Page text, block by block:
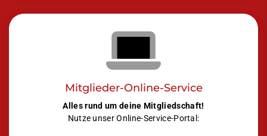
Mitglieder-Online-Service
Alles rund um deine Mitgliedschaft!
Nutze unser Online-Service-Portal: